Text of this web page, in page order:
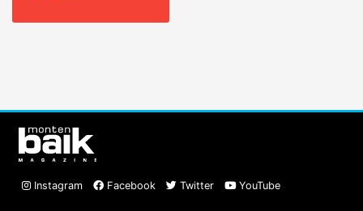
Instagram Facebook Twitter YouTube